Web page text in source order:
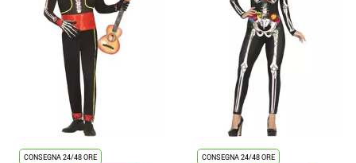
CONSEGNA 24/48 ORE
CONSEGNA 24/48 ORE